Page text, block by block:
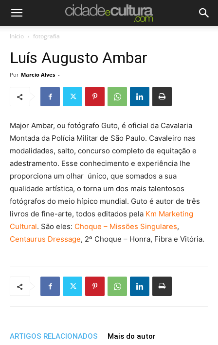
Início fotografia
Luís Augusto Ambar
Por Marcio Alves -
Major Ambar, ou fotógrafo Guto, é oficial da Cavalaria
Montada da Polícia Militar de São Paulo. Cavaleiro nas
modalidades, salto, concurso completo de equitação e
adestramento. Esse conhecimento e experiência lhe
proporciona um olhar único, que somados a sua
qualidade artística, o torna um dos mais talentosos
fotógrafos do meio hípico mundial. Guto é autor de três
livros de fine-arte, todos editados pela Km Marketing
Cultural. São eles: Choque – Missões Singulares,
Centaurus Dressage, 2º Choque – Honra, Fibra e Vitória.
ARTIGOS RELACIONADOS Mais do autor